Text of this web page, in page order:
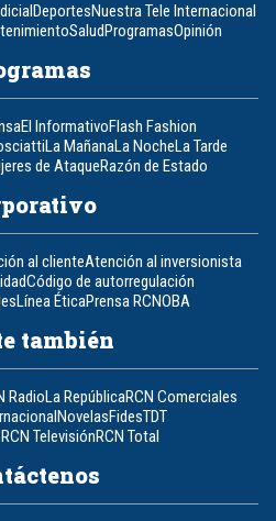
DeportesNuestra Tele Internacional
SaludProgramasOpinión
El InformativoFlash Fashion
La MañanaLa NocheLa Tarde
de AtaqueRazón de Estado
al clienteAtención al inversionista
Código de autorregulación
Línea ÉticaPrensa RCNOBA
también
RadioLa RepúblicaRCN Comerciales
NovelasFidesTDT
TelevisiónRCN Total